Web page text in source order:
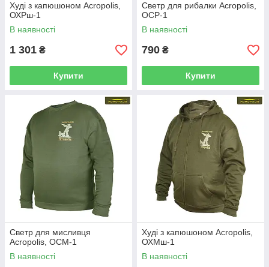
Худі з капюшоном Acropolis,
ОХРш-1
В наявності
1 301 ₴
Купити
Светр для рибалки Acropolis,
ОСР-1
В наявності
790 ₴
Купити
Светр для мисливця
Acropolis, ОСМ-1
В наявності
Худі з капюшоном Acropolis,
ОХМш-1
В наявності